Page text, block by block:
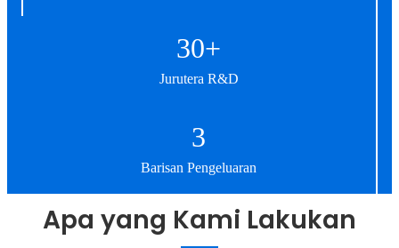
30+
Jurutera R&D
3
Barisan Pengeluaran
Apa yang Kami Lakukan